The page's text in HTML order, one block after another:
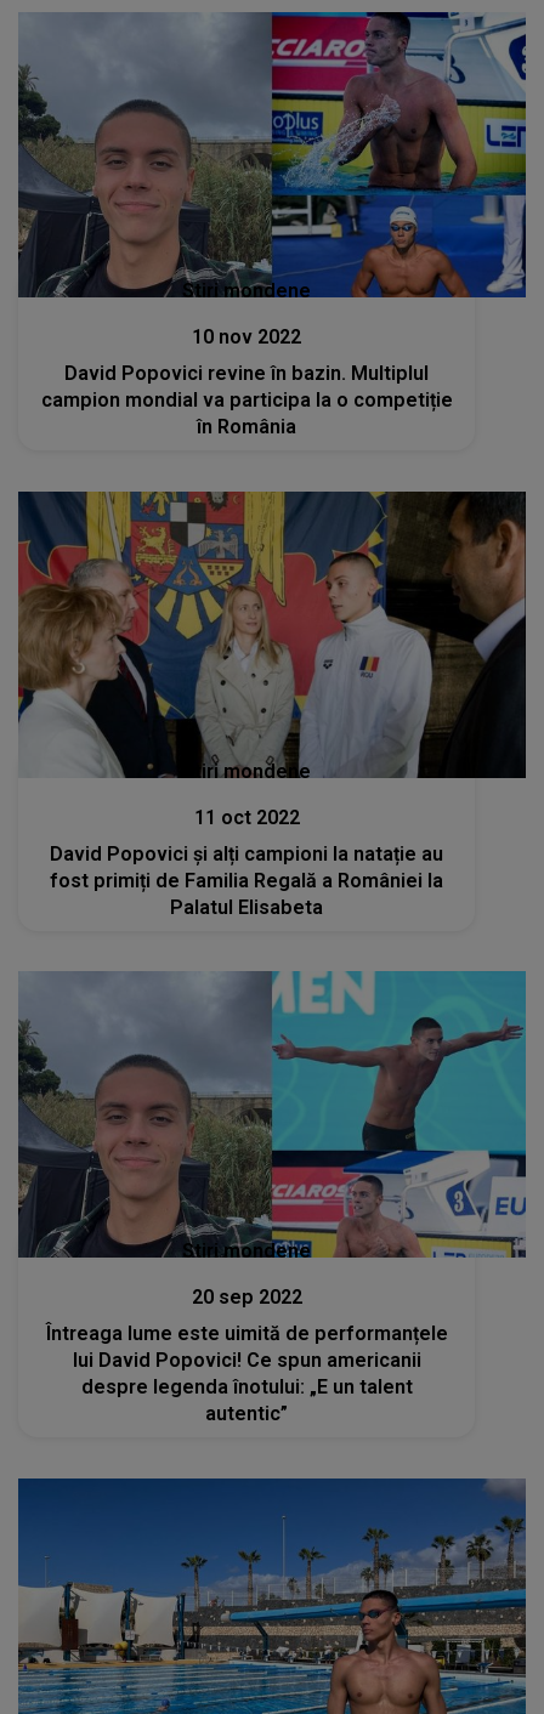
Stiri mondene
10 nov 2022
David Popovici revine în bazin. Multiplul
campion mondial va participa la o competiție
în România
Stiri mondene
11 oct 2022
David Popovici și alți campioni la natație au
fost primiți de Familia Regală a României la
Palatul Elisabeta
Stiri mondene
20 sep 2022
Întreaga lume este uimită de performanțele
lui David Popovici! Ce spun americanii
despre legenda înotului: „E un talent
autentic”